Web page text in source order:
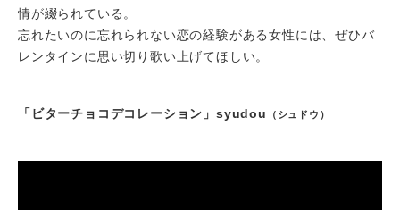
情が綴られている。
忘れたいのに忘れられない恋の経験がある女性には、ぜひバ
レンタインに思い切り歌い上げてほしい。
「ビターチョコデコレーション」syudou （シュドウ）